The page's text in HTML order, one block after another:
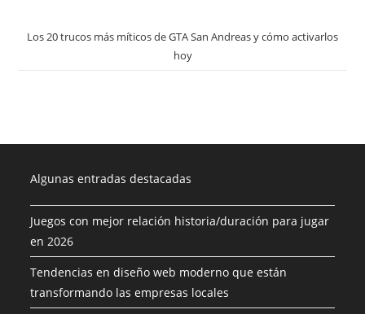
Los 20 trucos más míticos de GTA San Andreas y cómo activarlos
hoy
Algunas entradas destacadas
Juegos con mejor relación historia/duración para jugar
en 2026
Tendencias en diseño web moderno que están
transformando las empresas locales